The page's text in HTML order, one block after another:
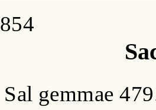
854
Sal gemmae